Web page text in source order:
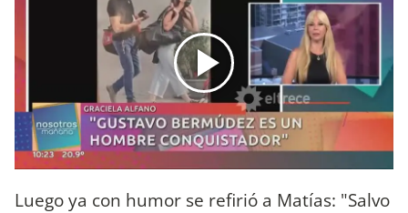
Luego ya con humor se refirió a Matías: "Salvo